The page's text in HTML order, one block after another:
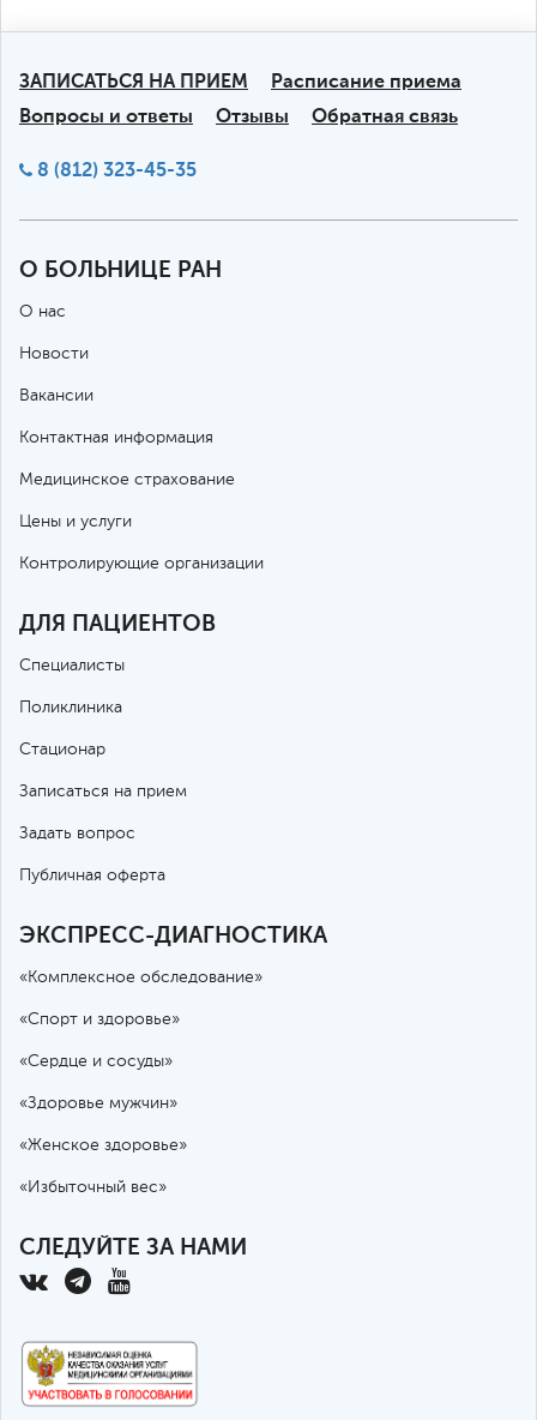
ЗАПИСАТЬСЯ НА ПРИЕМ
Расписание приема
Вопросы и ответы
Отзывы Обратная связь
8 (812) 323-45-35
О БОЛЬНИЦЕ РАН
О нас
Новости
Вакансии
Контактная информация
Медицинское страхование
Цены и услуги
Контролирующие организации
ДЛЯ ПАЦИЕНТОВ
Специалисты
Поликлиника
Стационар
Записаться на прием
Задать вопрос
Публичная оферта
ЭКСПРЕСС-ДИАГНОСТИКА
«Комплексное обследование»
«Спорт и здоровье»
«Сердце и сосуды»
«Здоровье мужчин»
«Женское здоровье»
«Избыточный вес»
СЛЕДУЙТЕ ЗА НАМИ